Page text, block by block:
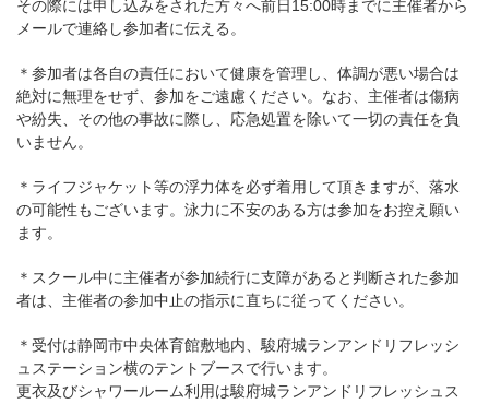
その際には申し込みをされた方々へ前日15:00時までに主催者から
メールで連絡し参加者に伝える。
＊参加者は各自の責任において健康を管理し、体調が悪い場合は
絶対に無理をせず、参加をご遠慮ください。なお、主催者は傷病
や紛失、その他の事故に際し、応急処置を除いて一切の責任を負
いません。
＊ライフジャケット等の浮力体を必ず着用して頂きますが、落水
の可能性もございます。泳力に不安のある方は参加をお控え願い
ます。
＊スクール中に主催者が参加続行に支障があると判断された参加
者は、主催者の参加中止の指示に直ちに従ってください。
＊受付は静岡市中央体育館敷地内、駿府城ランアンドリフレッシ
ュステーション横のテントブースで行います。
更衣及びシャワールーム利用は駿府城ランアンドリフレッシュス